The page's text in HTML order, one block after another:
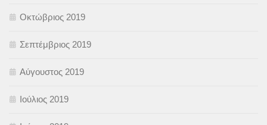
Οκτώβριος 2019
Σεπτέμβριος 2019
Αύγουστος 2019
Ιούλιος 2019